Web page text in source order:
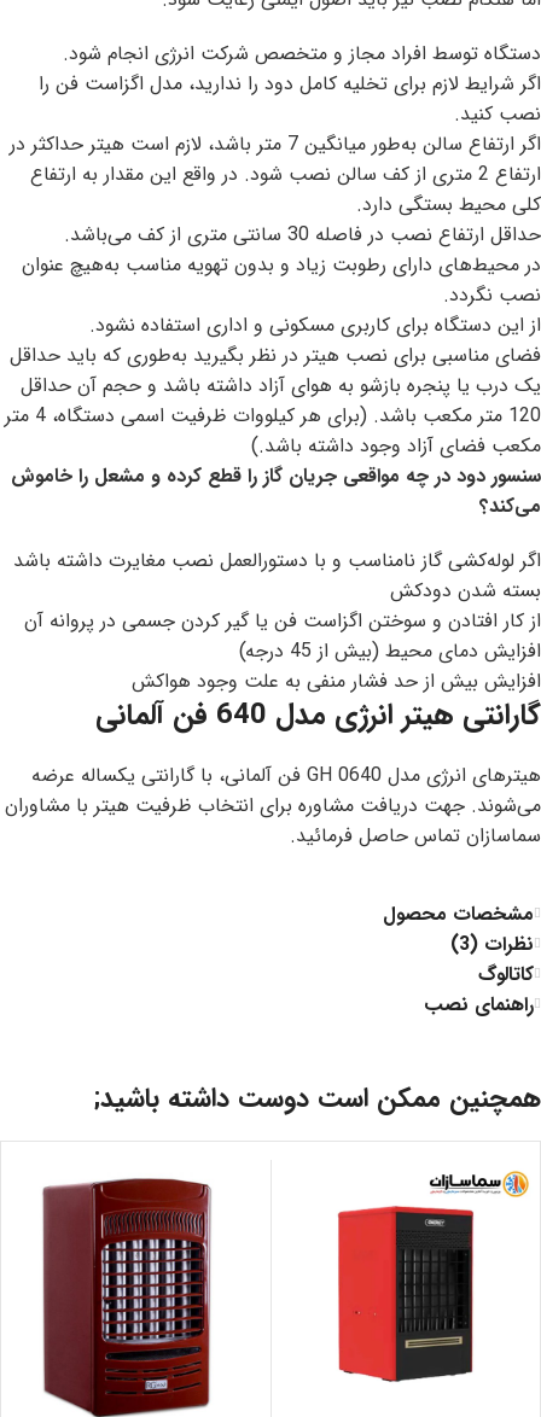
دستگاه توسط افراد مجاز و متخصص شرکت انرژی انجام شود.
اگر شرایط لازم برای تخلیه کامل دود را ندارید، مدل اگزاست فن را
نصب کنید.
اگر ارتفاع سالن به‌طور میانگین 7 متر باشد، لازم است هیتر حداکثر در
ارتفاع 2 متری از کف سالن نصب شود. در واقع این مقدار به ارتفاع
کلی محیط بستگی دارد.
حداقل ارتفاع نصب در فاصله 30 سانتی متری از کف می‌باشد.
در محیط‌های دارای رطوبت زیاد و بدون تهویه مناسب به‌هیچ عنوان
نصب نگردد.
از این دستگاه برای کاربری مسکونی و اداری استفاده نشود.
فضای مناسبی برای نصب هیتر در نظر بگیرید به‌طوری که باید حداقل
یک درب یا پنجره بازشو به هوای آزاد داشته باشد و حجم آن حداقل
120 متر مکعب باشد. (برای هر کیلووات ظرفیت اسمی دستگاه، 4 متر
مکعب فضای آزاد وجود داشته باشد.)
سنسور دود در چه مواقعی جریان گاز را قطع کرده و مشعل را خاموش
می‌کند؟
اگر لوله‌کشی گاز نامناسب و با دستورالعمل نصب مغایرت داشته باشد
بسته شدن دودکش
از کار افتادن و سوختن اگزاست فن یا گیر کردن جسمی در پروانه آن
افزایش دمای محیط (بیش از 45 درجه)
افزایش بیش از حد فشار منفی به علت وجود هواکش
گارانتی هیتر انرژی مدل 640 فن آلمانی
هیترهای انرژی مدل GH 0640 فن آلمانی، با گارانتی یکساله عرضه
می‌شوند. جهت دریافت مشاوره برای انتخاب ظرفیت هیتر با مشاوران
سماسازان تماس حاصل فرمائید.
مشخصات محصول
نظرات (3)
کاتالوگ
راهنمای نصب
همچنین ممکن است دوست داشته باشید;